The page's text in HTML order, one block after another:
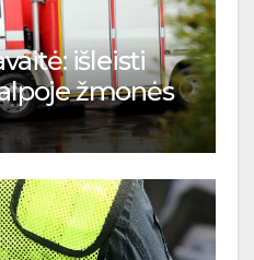
išleisti
žmonės